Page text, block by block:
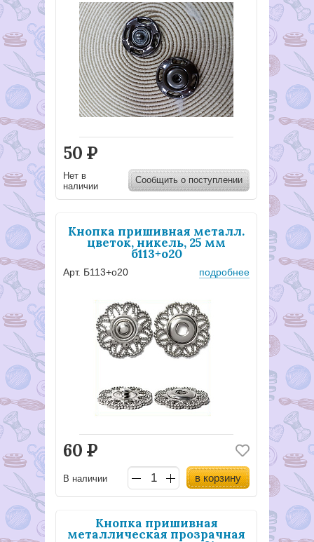
50 Р
Нет в
наличии
Сообщить о поступлении
Кнопка пришивная металл.
цветок, никель, 25 мм
б113+о20
Арт. Б113+о20 подробнее
60 Р
В наличии в корзину
Кнопка пришивная
металлическая прозрачная